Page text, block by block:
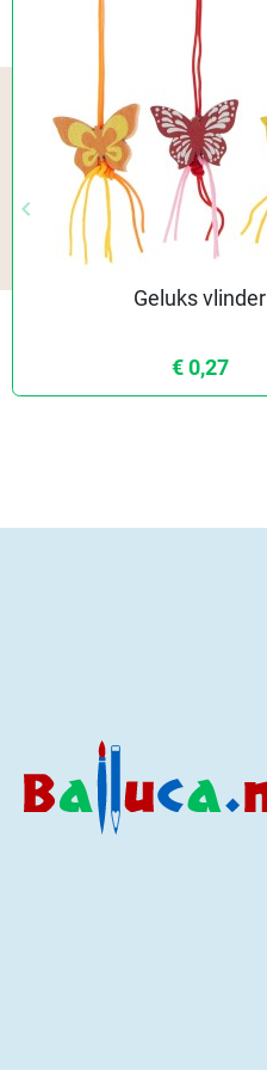
Vorige
keyboard_arrow_left
Geluks vlinder
€ 0,27